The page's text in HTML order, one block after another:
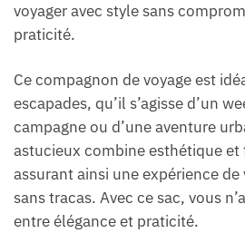
voyager avec style sans
praticité.
Ce compagnon de voyage est
escapades, qu’il s’agisse d’un
campagne ou d’une aventure
astucieux combine esthétique
assurant ainsi une expérience de
sans tracas. Avec ce sac, vous
entre élégance et praticité.